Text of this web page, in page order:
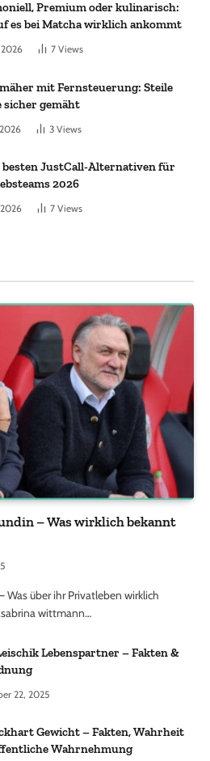
Premium oder kulinarisch:
es bei Matcha wirklich ankommt
2026 7 Views
mit Fernsteuerung: Steile
sicher gemäht
3 Views
besten JustCall-Alternativen für
2026
7 Views
– Was wirklich bekannt
über ihr Privatleben wirklich
wittmann…
Lebenspartner – Fakten &
22, 2025
Gewicht – Fakten, Wahrheit
Wahrnehmung